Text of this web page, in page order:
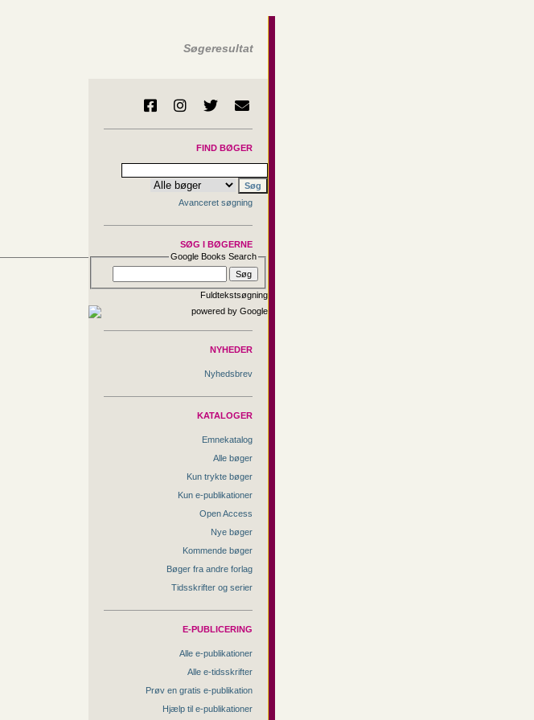
Søgeresultat
FIND BØGER
Avanceret søgning
SØG I BØGERNE
Google Books Search
Fuldtekstsøgning
NYHEDER
Nyhedsbrev
KATALOGER
Emnekatalog
Alle bøger
Kun trykte bøger
Kun e-publikationer
Open Access
Nye bøger
Kommende bøger
Bøger fra andre forlag
Tidsskrifter og serier
E-PUBLICERING
Alle e-publikationer
Alle e-tidsskrifter
Prøv en gratis e-publikation
Hjælp til e-publikationer